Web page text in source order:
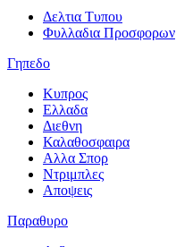
Δελτια Τυπου
Φυλλαδια Προσφορων
Γηπεδο
Κυπρος
Ελλαδα
Διεθνη
Καλαθοσφαιρα
Αλλα Σπορ
Ντριμπλες
Αποψεις
Παραθυρο